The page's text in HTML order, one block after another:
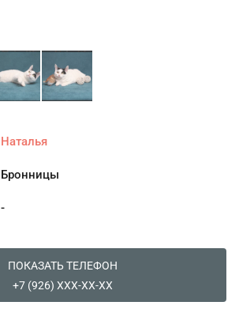
Наталья
Бронницы
-
ПОКАЗАТЬ ТЕЛЕФОН
+7 (926) XXX-XX-XX